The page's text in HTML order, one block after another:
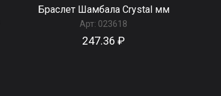
Браслет Шамбала Сrystal мм
Арт: 023618
247.36 ₽